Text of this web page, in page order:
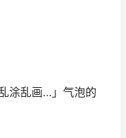
涂乱画…」气泡的